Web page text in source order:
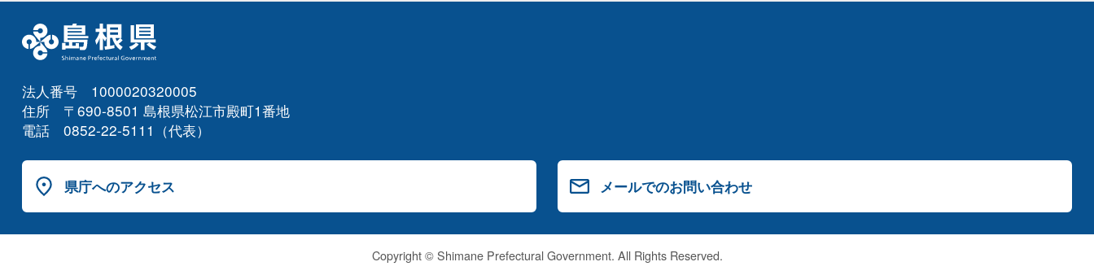
法人番号 1000020320005
住所 〒690-8501 島根県松江市殿町1番地
電話 0852-22-5111（代表）
県庁へのアクセス メールでのお問い合わせ
Copyright © Shimane Prefectural Government. All Rights Reserved.